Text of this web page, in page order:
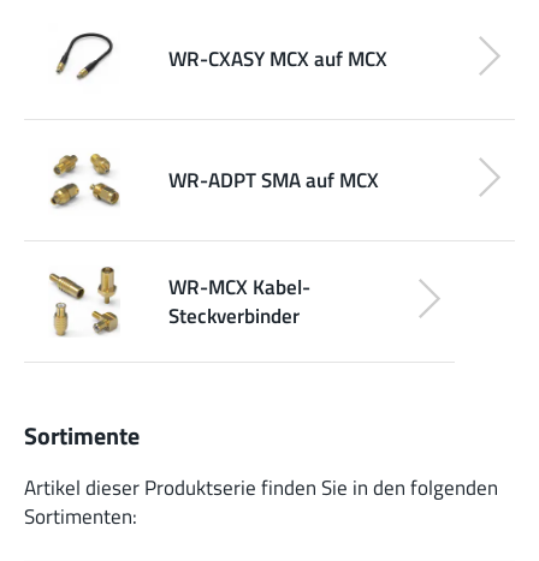
WR-CXASY MCX auf MCX
WR-ADPT SMA auf MCX
WR-MCX Kabel-
Steckverbinder
Sortimente
Artikel dieser Produktserie finden Sie in den folgenden
Sortimenten: